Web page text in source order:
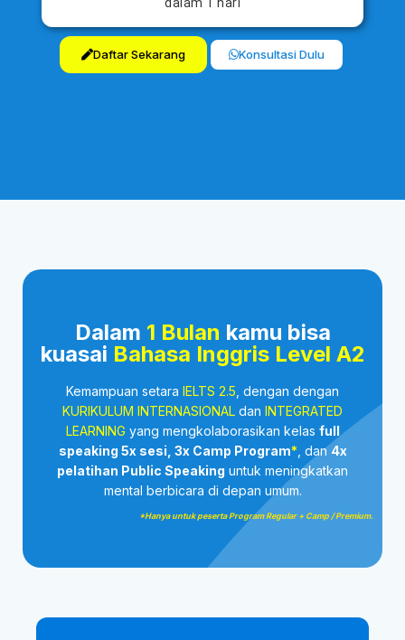
Daftar Sekarang Konsultasi Dulu
Dalam 1 Bulan kamu bisa
kuasai Bahasa Inggris Level A2
Kemampuan setara IELTS 2.5 , dengan dengan
KURIKULUM INTERNASIONAL dan INTEGRATED
LEARNING yang mengkolaborasikan kelas full
speaking 5x sesi, 3x Camp Program* , dan 4x
pelatihan Public Speaking untuk meningkatkan
mental berbicara di depan umum.
*Hanya untuk peserta Program Regular + Camp / Premium.